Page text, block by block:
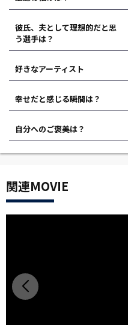
彼氏、夫として理想的だと思
う選手は？
好きなアーティスト
幸せだと感じる瞬間は？
自分へのご褒美は？
関連MOVIE